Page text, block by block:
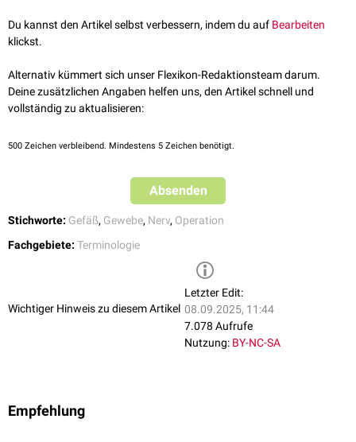
die Blut­versorgung undInnervationdes betroffenen Gewebes
erhalten.
Vagusästein diesem Bereich.
Du kannst den Artikel selbst verbessern, indem du auf Bearbeiten
klickst.
Alternativ kümmert sich unser Flexikon-Redaktionsteam darum.
Deine zusätzlichen Angaben helfen uns, den Artikel schnell und
vollständig zu aktualisieren:
500 Zeichen verbleibend. Mindestens 5 Zeichen benötigt.
Absenden
Stichworte: Gefäß, Gewebe, Nerv, Operation
Fachgebiete: Terminologie
Wichtiger Hinweis zu diesem Artikel
Letzter Edit:
08.09.2025, 11:44
7.078 Aufrufe
Nutzung: BY-NC-SA
Empfehlung